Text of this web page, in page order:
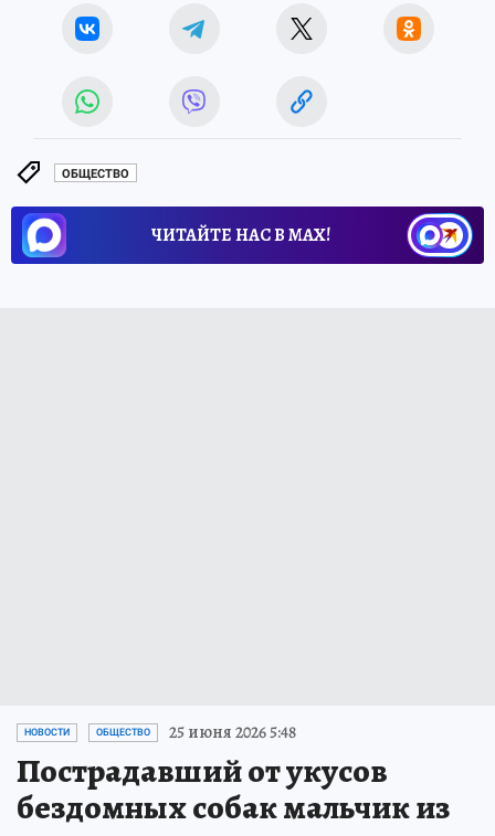
ОБЩЕСТВО
ЧИТАЙТЕ НАС В МАХ!
НОВОСТИ ОБЩЕСТВО 25 июня 2026 5:48
Пострадавший от укусов
бездомных собак мальчик из